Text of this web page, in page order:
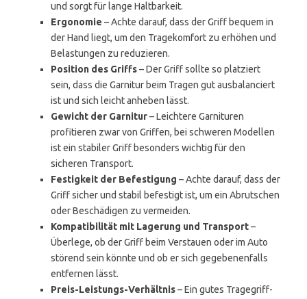
und sorgt für lange Haltbarkeit.
Ergonomie – Achte darauf, dass der Griff bequem in
der Hand liegt, um den Tragekomfort zu erhöhen und
Belastungen zu reduzieren.
Position des Griffs– Der Griff sollte so platziert
sein, dass die Garnitur beim Tragen gut ausbalanciert
ist und sich leicht anheben lässt.
Gewicht der Garnitur– Leichtere Garnituren
profitieren zwar von Griffen, bei schweren Modellen
ist ein stabiler Griff besonders wichtig für den
sicheren Transport.
Festigkeit der Befestigung – Achte darauf, dass der
Griff sicher und stabil befestigt ist, um ein Abrutschen
oder Beschädigen zu vermeiden.
Kompatibilität mit Lagerung und Transport–
Überlege, ob der Griff beim Verstauen oder im Auto
störend sein könnte und ob er sich gegebenenfalls
entfernen lässt.
Preis-Leistungs-Verhältnis– Ein gutes Tragegriff-